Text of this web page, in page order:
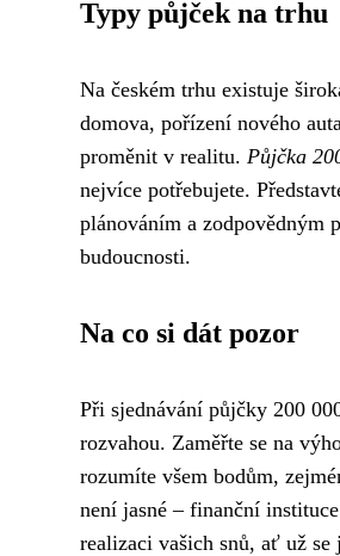
Typy půjček na trhu
Na českém trhu existuje
domova, pořízení nového
proměnit v realitu. Půjčka
nejvíce potřebujete.
plánováním a zodpovědným
budoucnosti.
Na co si dát pozor
Při sjednávání půjčky 200
rozvahou. Zaměřte se na
rozumíte všem bodům,
není jasné – finanční
realizaci vašich snů, ať už se